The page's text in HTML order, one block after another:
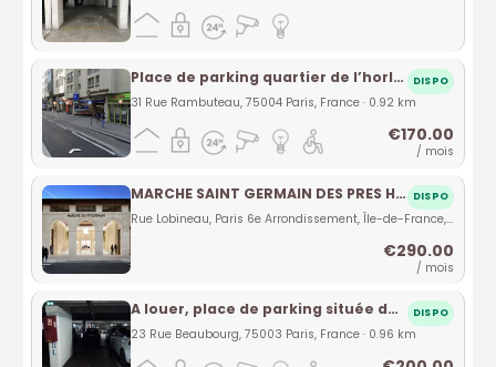
Place de parking quartier de l’horloge DISPO
31 Rue Rambuteau, 75004 Paris, France · 0.92 km
€170.00
/ mois
MARCHE SAINT GERMAIN DES PRES HIGH SECURITY BOX DISPO
Rue Lobineau, Paris 6e Arrondissement, Île-de-France, France · 0.95 km
€290.00
/ mois
A louer, place de parking située dans le quartier de l’Horloge au coeur de Paris. A proximité des Halles et du centre Pompidou. DISPO
23 Rue Beaubourg, 75003 Paris, France · 0.96 km